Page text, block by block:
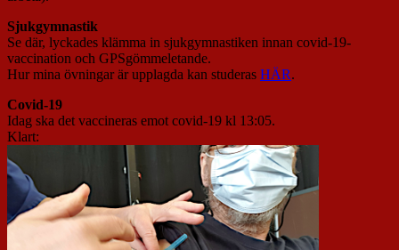
Sjukgymnastik
Se där, lyckades klämma in sjukgymnastiken innan covid-19-
vaccination och GPSgömmeletande.
Hur mina övningar är upplagda kan studeras HÄR.
Covid-19
Idag ska det vaccineras emot covid-19 kl 13:05.
Klart: